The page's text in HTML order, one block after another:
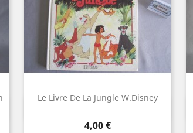
Le Livre De La Jungle W.Disney
Prix
4,00 €